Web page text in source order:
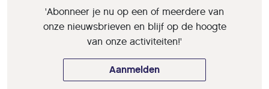
'Abonneer je nu op een of meerdere van
onze nieuwsbrieven en blijf op de hoogte
van onze activiteiten!'
Aanmelden